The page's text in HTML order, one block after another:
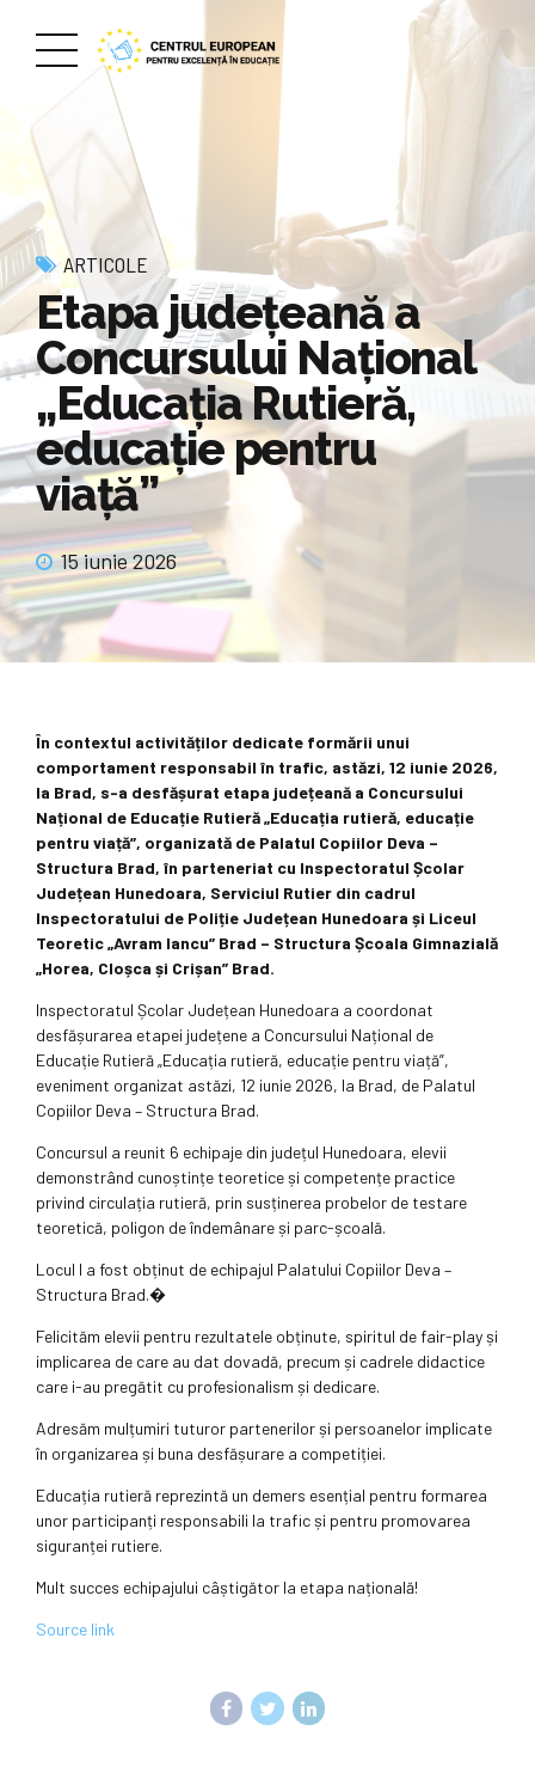
ARTICOLE
Etapa judeţeană a
Concursului Naţional
„Educaţia Rutieră,
educaţie pentru
viaţă”
15 iunie 2026
În contextul activităților dedicate formării unui
comportament responsabil în trafic, astăzi, 12 iunie 2026,
la Brad, s-a desfășurat etapa județeană a Concursului
Național de Educație Rutieră „Educația rutieră, educație
pentru viață”, organizată de Palatul Copiilor Deva –
Structura Brad, în parteneriat cu Inspectoratul Școlar
Județean Hunedoara, Serviciul Rutier din cadrul
Inspectoratului de Poliție Județean Hunedoara și Liceul
Teoretic „Avram Iancu” Brad – Structura Școala Gimnazială
„Horea, Cloșca și Crișan” Brad.
Inspectoratul Școlar Județean Hunedoara a coordonat
desfășurarea etapei județene a Concursului Național de
Educație Rutieră „Educația rutieră, educație pentru viață”,
eveniment organizat astăzi, 12 iunie 2026, la Brad, de Palatul
Copiilor Deva – Structura Brad.
Concursul a reunit 6 echipaje din județul Hunedoara, elevii
demonstrând cunoștințe teoretice și competențe practice
privind circulația rutieră, prin susținerea probelor de testare
teoretică, poligon de îndemânare și parc-școală.
Locul I a fost obținut de echipajul Palatului Copiilor Deva –
Structura Brad.�
Felicităm elevii pentru rezultatele obținute, spiritul de fair-play și
implicarea de care au dat dovadă, precum și cadrele didactice
care i-au pregătit cu profesionalism și dedicare.
Adresăm mulțumiri tuturor partenerilor și persoanelor implicate
în organizarea și buna desfășurare a competiției.
Educația rutieră reprezintă un demers esențial pentru formarea
unor participanți responsabili la trafic și pentru promovarea
siguranței rutiere.
Mult succes echipajului câștigător la etapa națională!
Source link